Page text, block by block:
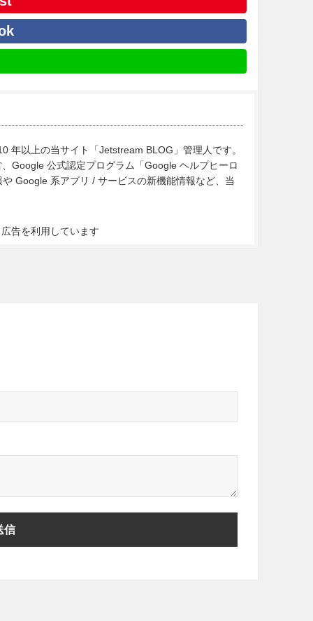
年以上の当サイト「Jetstream BLOG」管理人です。
Google 公式認定プログラム「Google ヘルプヒーロ
Google 系アプリ / サービスの新機能情報など、当
告を利用しています